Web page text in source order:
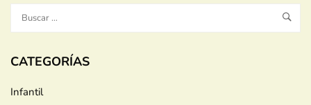
CATEGORÍAS
Infantil